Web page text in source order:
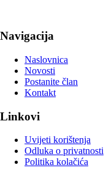
Navigacija
Naslovnica
Novosti
Postanite član
Kontakt
Linkovi
Uvijeti korištenja
Odluka o privatnosti
Politika kolačića